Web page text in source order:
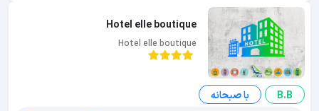
Hotel elle boutique
Hotel elle boutique
B.B
با صبحانه